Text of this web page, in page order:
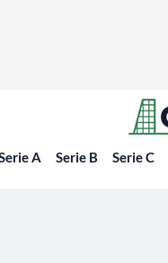
A Serie B Serie C